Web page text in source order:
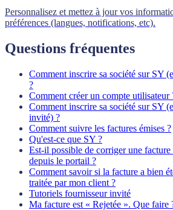
Personnalisez et mettez à jour vos
préférences (langues, notifications, etc).
Questions fréquentes
Comment inscrire sa société sur SY
?
Comment créer un compte utilisateur
Comment inscrire sa société sur SY
invité) ?
Comment suivre les factures émises ?
Qu'est-ce que SY ?
Est-il possible de corriger une
depuis le portail ?
Comment savoir si la facture a bien
traitée par mon client ?
Tutoriels fournisseur invité
Ma facture est « Rejetée ». Que faire